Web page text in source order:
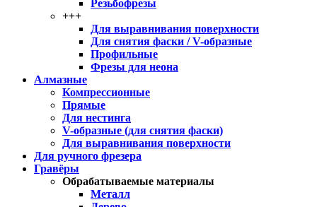
Резьбофрезы
+++
Для выравнивания поверхности
Для снятия фаски / V-образные
Профильные
Фрезы для неона
Алмазные
Компрессионные
Прямые
Для нестинга
V-образные (для снятия фаски)
Для выравнивания поверхности
Для ручного фрезера
Гравёры
Обрабатываемые материалы
Металл